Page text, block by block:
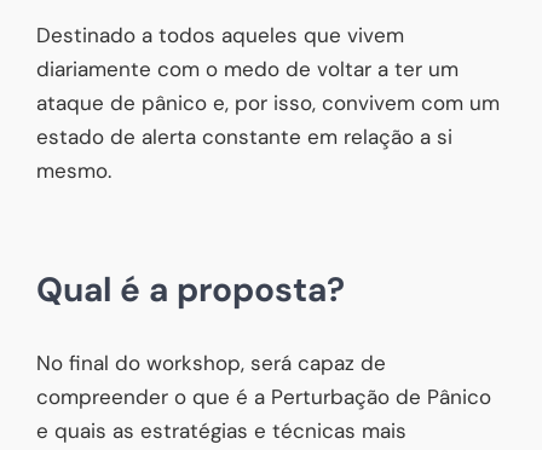
Destinado a todos aqueles que vivem
diariamente com o medo de voltar a ter um
ataque de pânico e, por isso, convivem com um
estado de alerta constante em relação a si
mesmo.
Qual é a proposta?
No final do workshop, será capaz de
compreender o que é a Perturbação de Pânico
e quais as estratégias e técnicas mais